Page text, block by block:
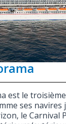
est le
ses navires
le Carnival